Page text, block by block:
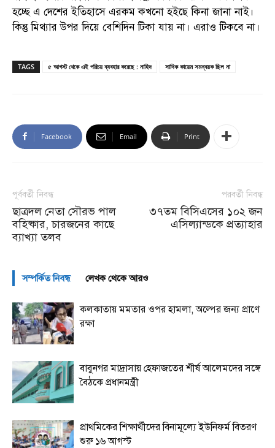
হচ্ছে এ দেশের ইতিহাসে এরকম কখনো হইছে কিনা জানা নাই।
কিন্তু মিথ্যার উপর দিয়ে বেশিদিন টিকা যায় না। এরাও টিকবে না।
TAGS ৫ আগস্ট থেকে এই পরিচয় ব্যবহার করেছে : নাহিদ সাদিক কায়েম সমন্বয়ক ছিল না
Facebook Email Print
পূর্ববর্তী নিবন্ধ
ছাত্রদল নেতা সৌরভ পাল
বহিষ্কার, চারজনের কাছে
ব্যাখ্যা তলব
পরবর্তী নিবন্ধ
৩৭তম বিসিএসের ১০২ জন
এসিল্যান্ডকে প্রত্যাহার
সম্পর্কিত নিবন্ধ লেখক থেকে আরও
কলকাতায় মমতার ওপর হামলা, অল্পের জন্য প্রাণে
রক্ষা
বাবুনগর মাদ্রাসায় হেফাজতের শীর্ষ আলেমদের সঙ্গে
বৈঠকে প্রধানমন্ত্রী
প্রাথমিকের শিক্ষার্থীদের বিনামূল্যে ইউনিফর্ম বিতরণ
শুরু ১৬ আগস্ট